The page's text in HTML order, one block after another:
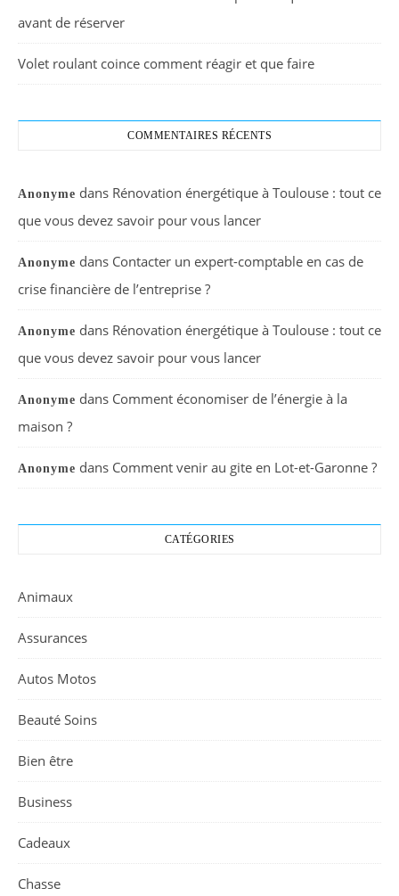
avant de réserver
Volet roulant coince comment réagir et que faire
COMMENTAIRES RÉCENTS
Anonyme dans Rénovation énergétique à Toulouse : tout ce
que vous devez savoir pour vous lancer
Anonyme dans Contacter un expert-comptable en cas de
crise financière de l’entreprise ?
Anonyme dans Rénovation énergétique à Toulouse : tout ce
que vous devez savoir pour vous lancer
Anonyme dans Comment économiser de l’énergie à la
maison ?
Anonyme dans Comment venir au gite en Lot-et-Garonne ?
CATÉGORIES
Animaux
Assurances
Autos Motos
Beauté Soins
Bien être
Business
Cadeaux
Chasse